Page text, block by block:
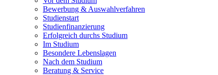
Bewerbung & Auswahlverfahren
Studienstart
Studienfinanzierung
Erfolgreich durchs Studium
Im Studium
Besondere Lebenslagen
Nach dem Studium
Beratung & Service